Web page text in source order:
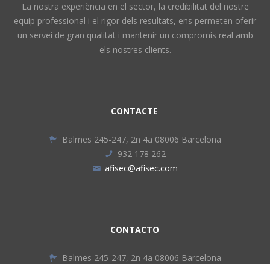
La nostra experiència en el sector, la credibilitat del nostre
equip professional i el rigor dels resultats, ens permeten oferir
un servei de gran qualitat i mantenir un compromís real amb
els nostres clients.
CONTACTE
Balmes 245-247, 2n 4a 08006 Barcelona
932 178 262
afisec@afisec.com
CONTACTO
Balmes 245-247, 2n 4a 08006 Barcelona